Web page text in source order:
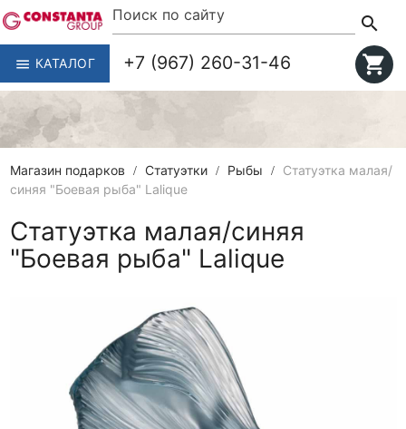
menu КАТАЛОГ
search
+7 (967) 260-31-46
shopping_cart
Магазин подарков Статуэтки Рыбы
Статуэтка малая/
синяя "Боевая рыба" Lalique
Статуэтка малая/синяя
"Боевая рыба" Lalique